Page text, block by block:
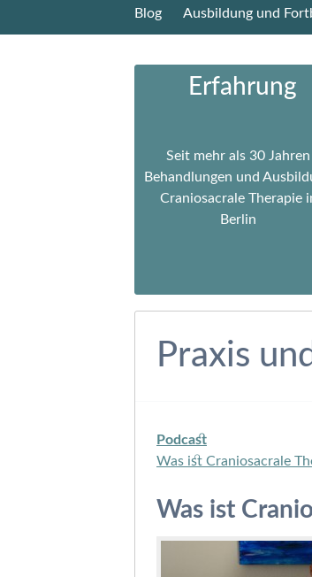
Blog Ausbildung und
Erfahrung
Seit mehr als 30 Jahren
Behandlungen und
Craniosacrale Therapie
Berlin
Praxis
Podcast
Was ist Craniosacrale
Was ist